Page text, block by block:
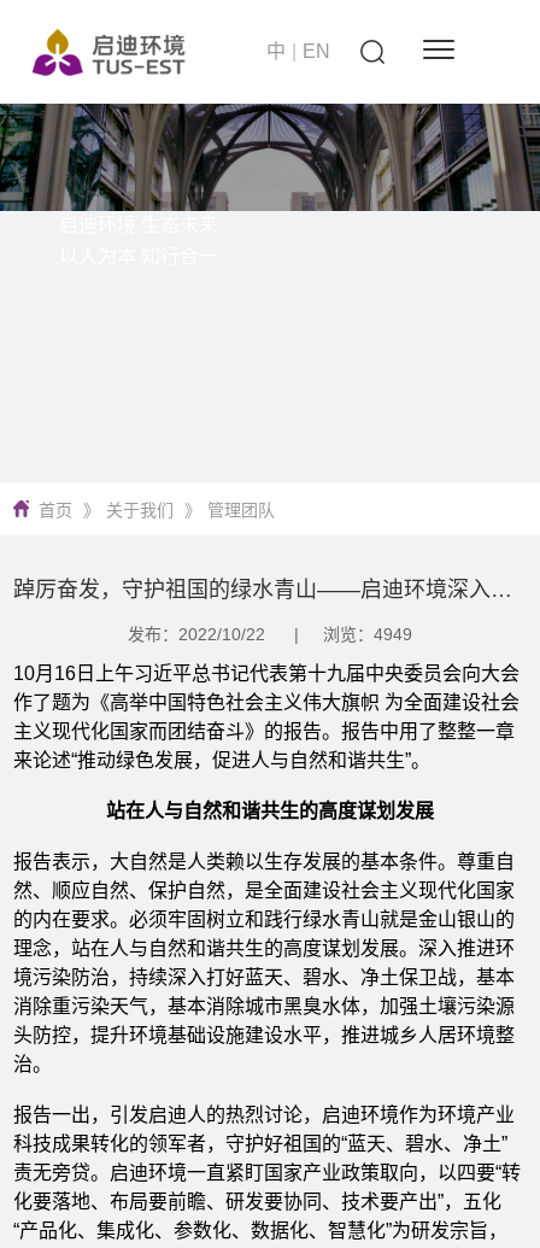
中 EN
首页 》 关于我们 》 管理团队
踔厉奋发，守护祖国的绿水青山——启迪环境深入学习党的二十大精神
发布：2022/10/22 | 浏览：4949
10月16日上午习近平总书记代表第十九届中央委员会向大会
作了题为《高举中国特色社会主义伟大旗帜 为全面建设社会
主义现代化国家而团结奋斗》的报告。报告中用了整整一章
来论述“推动绿色发展，促进人与自然和谐共生”。
站在人与自然和谐共生的高度谋划发展
报告表示，大自然是人类赖以生存发展的基本条件。尊重自
然、顺应自然、保护自然，是全面建设社会主义现代化国家
的内在要求。必须牢固树立和践行绿水青山就是金山银山的
理念，站在人与自然和谐共生的高度谋划发展。深入推进环
境污染防治，持续深入打好蓝天、碧水、净土保卫战，基本
消除重污染天气，基本消除城市黑臭水体，加强土壤污染源
头防控，提升环境基础设施建设水平，推进城乡人居环境整
治。
报告一出，引发启迪人的热烈讨论，启迪环境作为环境产业
科技成果转化的领军者，守护好祖国的“蓝天、碧水、净土”
责无旁贷。启迪环境一直紧盯国家产业政策取向，以四要“转
化要落地、布局要前瞻、研发要协同、技术要产出”，五化
“产品化、集成化、参数化、数据化、智慧化”为研发宗旨，